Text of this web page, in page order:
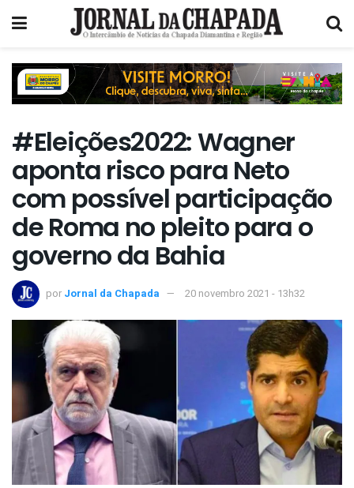
#Eleições2022: Wagner
aponta risco para Neto
com possível participação
de Roma no pleito para o
governo da Bahia
por Jornal da Chapada 20 novembro 2021 - 13h32